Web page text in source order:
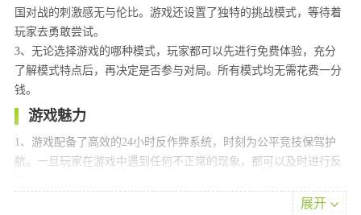
国对战的刺激感无与伦比。游戏还设置了独特的挑战模式，等待着
玩家去勇敢尝试。
3、无论选择游戏的哪种模式，玩家都可以先进行免费体验，充分
了解模式特点后，再决定是否参与对局。所有模式均无需花费一分
钱。
游戏魅力
1、游戏配备了高效的24小时反作弊系统，时刻为公平竞技保驾护
航。一旦玩家在游戏中遇到任何不正常的现象，都可以及时进行反
2、界面简洁明了，方便玩家进行商品的购买和交换。商城中还准
展开